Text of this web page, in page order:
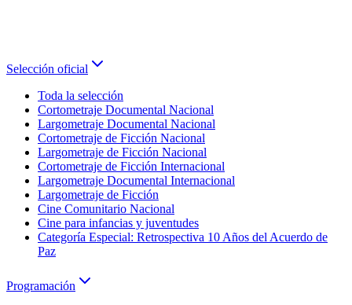
Selección oficial
Toda la selección
Cortometraje Documental Nacional
Largometraje Documental Nacional
Cortometraje de Ficción Nacional
Largometraje de Ficción Nacional
Cortometraje de Ficción Internacional
Largometraje Documental Internacional
Largometraje de Ficción
Cine Comunitario Nacional
Cine para infancias y juventudes
Categoría Especial: Retrospectiva 10 Años del Acuerdo de
Paz
Programación